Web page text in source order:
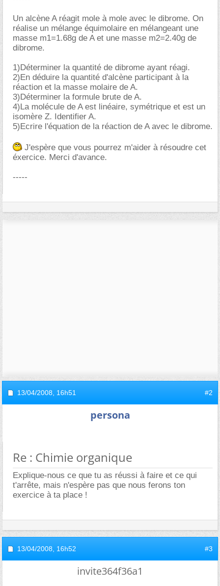
Un alcène A réagit mole à mole avec le dibrome. On
réalise un mélange équimolaire en mélangeant une
masse m1=1.68g de A et une masse m2=2.40g de
dibrome.
1)Déterminer la quantité de dibrome ayant réagi.
2)En déduire la quantité d'alcène participant à la
réaction et la masse molaire de A.
3)Déterminer la formule brute de A.
4)La molécule de A est linéaire, symétrique et est un
isomère Z. Identifier A.
5)Ecrire l'équation de la réaction de A avec le dibrome.
J'espère que vous pourrez m'aider à résoudre cet
éxercice. Merci d'avance.
-----
13/04/2008, 16h51 #2
persona
Re : Chimie organique
Explique-nous ce que tu as réussi à faire et ce qui
t'arrête, mais n'espère pas que nous ferons ton
exercice à ta place !
13/04/2008, 16h52 #3
invite364f36a1